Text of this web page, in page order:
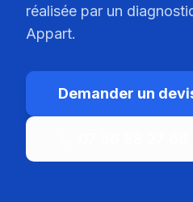
réalisée par un
Appart.
Demander un